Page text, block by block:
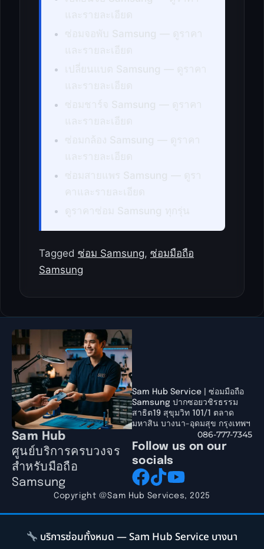
Tagged ซ่อม Samsung, ซ่อมมือถือ
Samsung
Sam Hub
ศูนย์บริการครบวงจร
สำหรับมือถือ
Samsung
Follow us on our
socials
Sam Hub Service | ซ่อมมือถือ
Samsung ปากซอยวชิรธรรม
สาธิต19 สุขุมวิท 101/1 ตลาด
มหาสิน บางนา-อุดมสุข กรุงเทพฯ
086-777-7345
Copyright @Sam Hub Services, 2025
บริการซ่อมทั้งหมด — Sam Hub Service บางนา